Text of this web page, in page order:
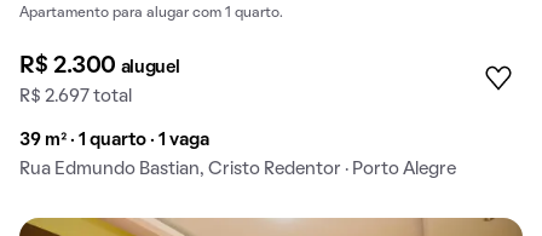
Apartamento para alugar com 1 quarto.
R$ 2.300 aluguel
R$ 2.697 total
39 m² · 1 quarto · 1 vaga
Rua Edmundo Bastian, Cristo Redentor · Porto Alegre